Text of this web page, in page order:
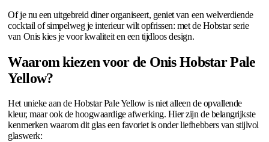
Of je nu een uitgebreid diner organiseert, geniet van een welverdiende
cocktail of simpelweg je interieur wilt opfrissen: met de Hobstar serie
van Onis kies je voor kwaliteit en een tijdloos design.
Waarom kiezen voor de Onis Hobstar Pale
Yellow?
Het unieke aan de Hobstar Pale Yellow is niet alleen de opvallende
kleur, maar ook de hoogwaardige afwerking. Hier zijn de belangrijkste
kenmerken waarom dit glas een favoriet is onder liefhebbers van stijlvol
glaswerk: